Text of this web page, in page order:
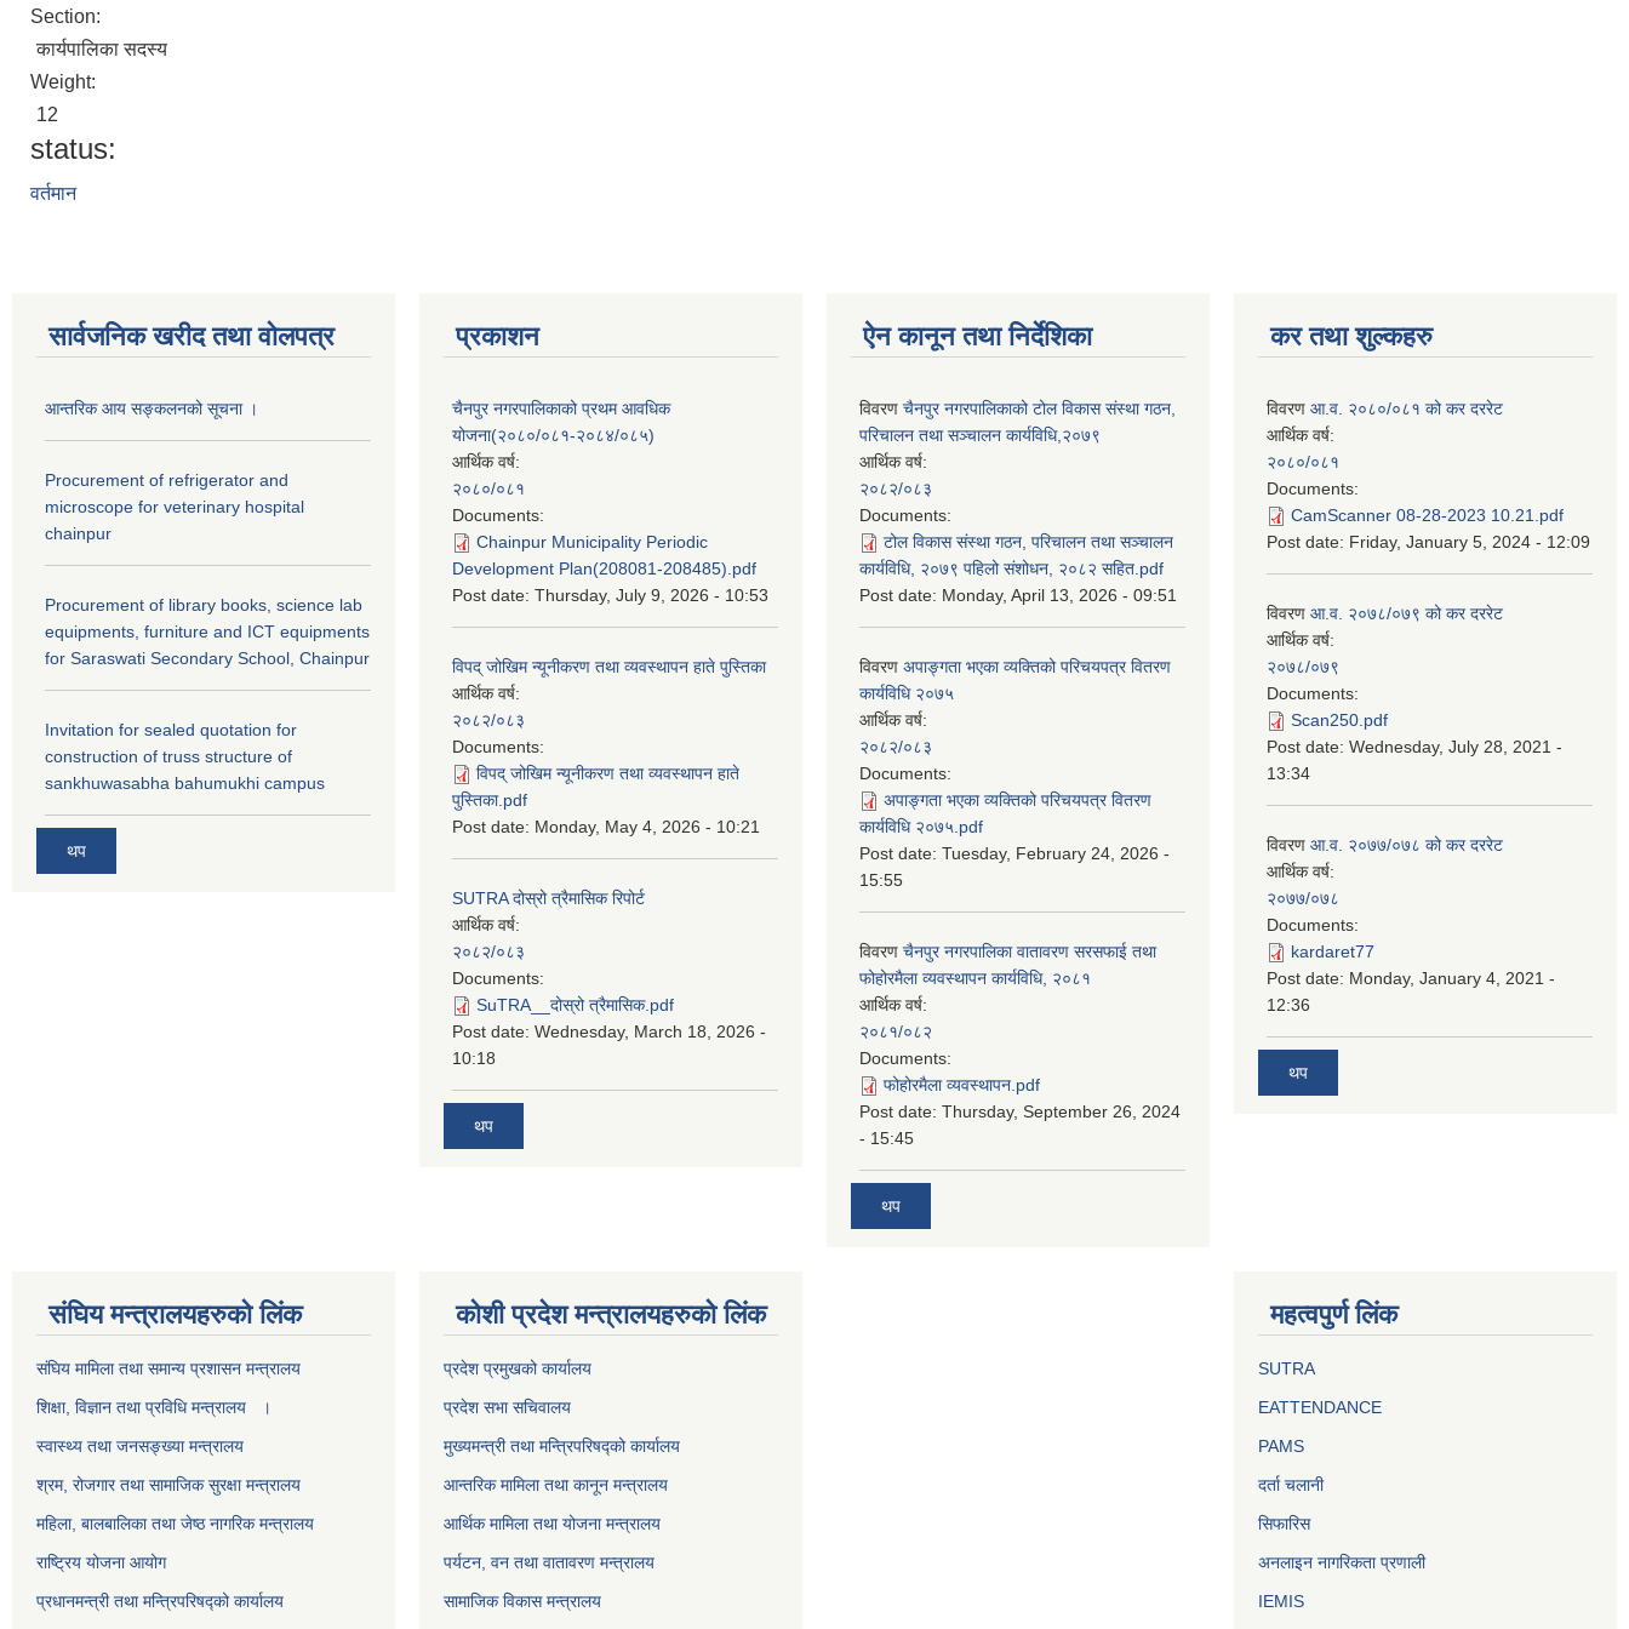
Section:
कार्यपालिका सदस्य
Weight:
12
status:
वर्तमान
सार्वजनिक खरीद तथा वाेलपत्र
आन्तरिक आय सङ्कलनको सूचना ।
Procurement of refrigerator and
microscope for veterinary hospital
chainpur
Procurement of library books, science lab
equipments, furniture and ICT equipments
for Saraswati Secondary School, Chainpur
Invitation for sealed quotation for
construction of truss structure of
sankhuwasabha bahumukhi campus
थप
प्रकाशन
चैनपुर नगरपालिकाको प्रथम आवधिक
योजना(२०८०/०८१-२०८४/०८५)
आर्थिक वर्ष:
२०८०/०८१
Documents:
Chainpur Municipality Periodic
Development Plan(208081-208485).pdf
Post date: Thursday, July 9, 2026 - 10:53
विपद् जोखिम न्यूनीकरण तथा व्यवस्थापन हाते पुस्तिका
आर्थिक वर्ष:
२०८२/०८३
Documents:
विपद् जोखिम न्यूनीकरण तथा व्यवस्थापन हाते
पुस्तिका.pdf
Post date: Monday, May 4, 2026 - 10:21
SUTRA दोस्रो त्रैमासिक रिपोर्ट
आर्थिक वर्ष:
२०८२/०८३
Documents:
SuTRA__दोस्रो त्रैमासिक.pdf
Post date: Wednesday, March 18, 2026 -
10:18
थप
ऐन कानून तथा निर्देशिका
विवरण चैनपुर नगरपालिकाको टोल विकास संस्था गठन,
परिचालन तथा सञ्चालन कार्यविधि,२०७९
आर्थिक वर्ष:
२०८२/०८३
Documents:
टोल विकास संस्था गठन, परिचालन तथा सञ्चालन
कार्यविधि, २०७९ पहिलो संशोधन, २०८२ सहित.pdf
Post date: Monday, April 13, 2026 - 09:51
विवरण अपाङ्गता भएका व्यक्तिको परिचयपत्र वितरण
कार्यविधि २०७५
आर्थिक वर्ष:
२०८२/०८३
Documents:
अपाङ्गता भएका व्यक्तिको परिचयपत्र वितरण
कार्यविधि २०७५.pdf
Post date: Tuesday, February 24, 2026 -
15:55
विवरण चैनपुर नगरपालिका वातावरण सरसफाई तथा
फोहोरमैला व्यवस्थापन कार्यविधि, २०८१
आर्थिक वर्ष:
२०८१/०८२
Documents:
फोहोरमैला व्यवस्थापन.pdf
Post date: Thursday, September 26, 2024
- 15:45
थप
कर तथा शुल्कहरु
विवरण आ.व. २०८०/०८१ को कर दररेट
आर्थिक वर्ष:
२०८०/०८१
Documents:
CamScanner 08-28-2023 10.21.pdf
Post date: Friday, January 5, 2024 - 12:09
विवरण आ.व. २०७८/०७९ को कर दररेट
आर्थिक वर्ष:
२०७८/०७९
Documents:
Scan250.pdf
Post date: Wednesday, July 28, 2021 -
13:34
विवरण आ.व. २०७७/०७८ को कर दररेट
आर्थिक वर्ष:
२०७७/०७८
Documents:
kardaret77
Post date: Monday, January 4, 2021 -
12:36
थप
स‌ंघिय मन्त्रालयहरुको लिंक
स‌ंघिय मामिला तथा समान्य प्रशासन मन्त्रालय
शिक्षा, विज्ञान तथा प्रविधि मन्त्रालय ।
स्वास्थ्य तथा जनसङ्ख्या मन्त्रालय
श्रम, रोजगार तथा सामाजिक सुरक्षा मन्त्रालय
महिला, बालबालिका तथा जेष्ठ नागरिक मन्त्रालय
राष्ट्रिय योजना आयोग
प्रधानमन्त्री तथा मन्त्रिपरिषद्को कार्यालय
कोशी प्रदेश मन्त्रालयहरुको लिंक
प्रदेश प्रमुखको कार्यालय
प्रदेश सभा सचिवालय
मुख्यमन्त्री तथा मन्त्रिपरिषद्को कार्यालय
आन्तरिक मामिला तथा कानून मन्त्रालय
आर्थिक मामिला तथा योजना मन्त्रालय
पर्यटन, वन तथा वातावरण मन्त्रालय
सामाजिक विकास मन्त्रालय
महत्वपुर्ण लिंक
SUTRA
EATTENDANCE
PAMS
दर्ता चलानी
सिफारिस
अनलाइन नागरिकता प्रणाली
IEMIS